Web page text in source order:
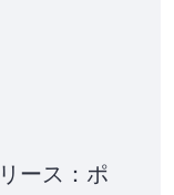
ース：ポ